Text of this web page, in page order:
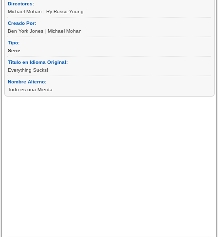
Directores:
Michael Mohan |Ry Russo-Young
Creado Por:
Ben York Jones |Michael Mohan
Tipo:
Serie
Título en Idioma Original:
Everything Sucks!
Nombre Alterno:
Todo es una Mierda